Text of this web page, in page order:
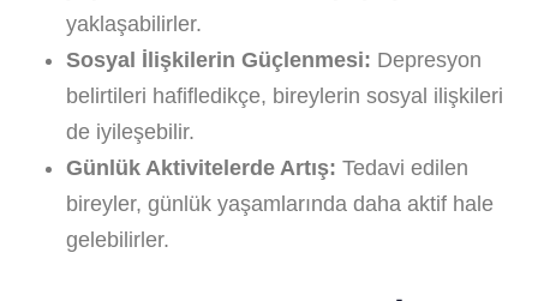
yaklaşabilirler.
Sosyal İlişkilerin Güçlenmesi: Depresyon
belirtileri hafifledikçe, bireylerin sosyal ilişkileri
de iyileşebilir.
Günlük Aktivitelerde Artış: Tedavi edilen
bireyler, günlük yaşamlarında daha aktif hale
gelebilirler.